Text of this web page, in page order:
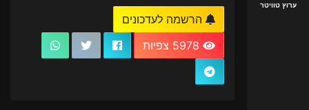
ערוץ טוויטר
הרשמה לעדכונים